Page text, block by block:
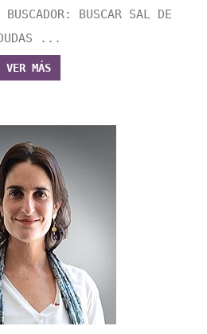
BUSCAR SAL DE
...
VER MÁS